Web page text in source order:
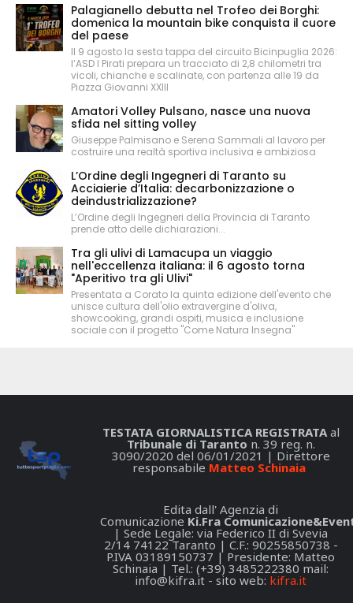
Palagianello debutta nel Trofeo dei Borghi:
domenica la mountain bike conquista il cuore
del paese
Il 9 agosto la sesta tappa del circuito Bicinpuglia 2026:
l’ASD I Pirati prepara un tracciato di 2,8 chilometri tra
vicoli, chianche e scalinate, con partenza alle 19 da
Piazza Giovanni XXIII
Amatori Volley Pulsano, nasce una nuova
sfida nel sitting volley
Giuseppe Palmisano e Serena Sammali al lavoro per
costruire una realtà sportiva inclusiva e ambiziosa
L’Ordine degli Ingegneri di Taranto su
Acciaierie d’Italia: decarbonizzazione o
deindustrializzazione?
L’Ordine degli Ingegneri della Provincia di Taranto
prende atto delle dichiarazioni...
Tra gli ulivi di Lamacupa un viaggio
nell'eccellenza italiana: il 6 agosto torna
"Aperitivo tra gli Ulivi"
Presentata a Corato la quinta edizione dell'evento che
unisce cultura dell'olio extravergine d'oliva,
showcooking, grandi ospiti, musica e inclusione
sociale con il progetto "Come Natura Insegna"
TESTATA GIORNALISTICA REGISTRATAal
Tribunale di Taranto n. 39 reg. n.
3090/2020 del 06/01/2021 | Direttore
responsabile Matteo Schinaia
Edita dall' Agenzia di
Comunicazione Ki.Fra
| Sede Legale: via Federico II di Svevia
2/14 74122 Taranto | C.F.: 90255850738 -
P.IVA 03189150737 | Presidente: Matteo
Schinaia | Tel.: (+39) 3485222380 mail:
info@kifra.it - sito web: kifra.it